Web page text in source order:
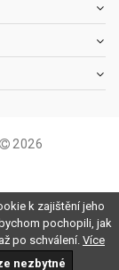
2026
k zajištění jeho
pochopili, jak
po schválení. Více
nezbytné